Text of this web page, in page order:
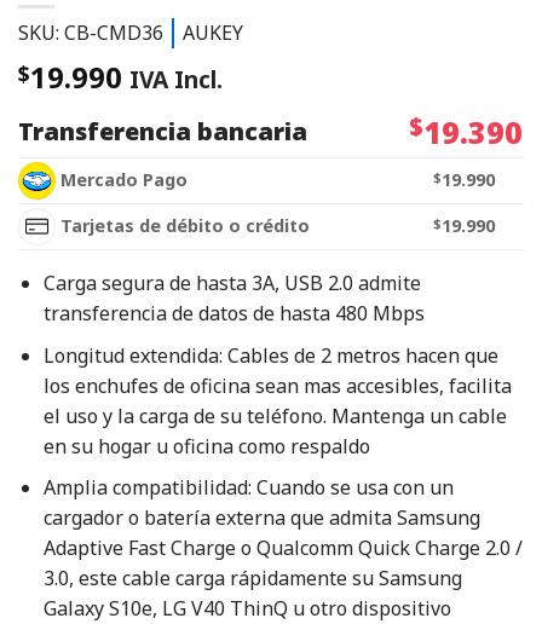
SKU: CB-CMD36 AUKEY
$19.990 IVA Incl.
Transferencia bancaria
$19.390
Mercado Pago $19.990
Tarjetas de débito o crédito
$19.990
Carga segura de hasta 3A, USB 2.0 admite
transferencia de datos de hasta 480 Mbps
Longitud extendida: Cables de 2 metros hacen que
los enchufes de oficina sean mas accesibles, facilita
el uso y la carga de su teléfono. Mantenga un cable
en su hogar u oficina como respaldo
Amplia compatibilidad: Cuando se usa con un
cargador o batería externa que admita Samsung
Adaptive Fast Charge o Qualcomm Quick Charge 2.0 /
3.0, este cable carga rápidamente su Samsung
Galaxy S10e, LG V40 ThinQ u otro dispositivo